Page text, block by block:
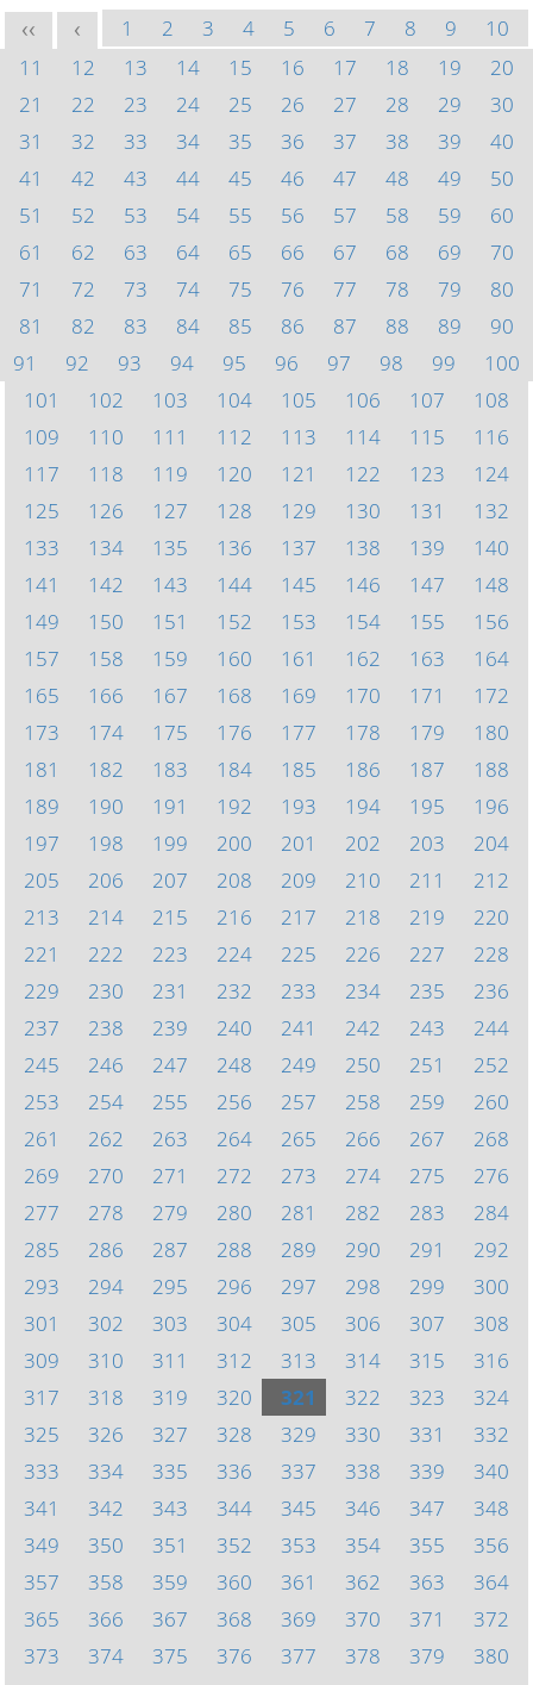
<< < 1 2 3 4 5 6 7 8 9
10
11
12 13 14 15 16 17 18 19
20
21
22 23 24 25 26 27 28 29
30
31
32 33 34 35 36 37 38 39
40
41
42 43 44 45 46 47 48 49
50
51
52 53 54 55 56 57 58 59
60
61
62 63 64 65 66 67 68 69
70
71
72 73 74 75 76 77 78 79
80
81
82 83 84 85 86 87 88 89
90
91
92 93 94 95 96 97 98 99
100
101
102 103 104 105 106 107
108
109
110 111 112 113 114 115
116
117
118 119 120 121 122 123
124
125
126 127 128 129 130 131
132
133
134 135 136 137 138 139
140
141
142 143 144 145 146 147
148
149
150 151 152 153 154 155
156
157
158 159 160 161 162 163
164
165
166 167 168 169 170 171
172
173
174 175 176 177 178 179
180
181
182 183 184 185 186 187
188
189
190 191 192 193 194 195
196
197
198 199 200 201 202 203
204
205
206 207 208 209 210 211
212
213
214 215 216 217 218 219
220
221
222 223 224 225 226 227
228
229
230 231 232 233 234 235
236
237
238 239 240 241 242 243
244
245
246 247 248 249 250 251
252
253
254 255 256 257 258 259
260
261
262 263 264 265 266 267
268
269
270 271 272 273 274 275
276
277
278 279 280 281 282 283
284
285
286 287 288 289 290 291
292
293
294 295 296 297 298 299
300
301
302 303 304 305 306 307
308
309
310 311 312 313 314 315
316
317
318 319 320 321 322 323
324
325
326 327 328 329 330 331
332
333
334 335 336 337 338 339
340
341
342 343 344 345 346 347
348
349
350 351 352 353 354 355
356
357
358 359 360 361 362 363
364
365
366 367 368 369 370 371
372
373
374 375 376 377 378 379
380